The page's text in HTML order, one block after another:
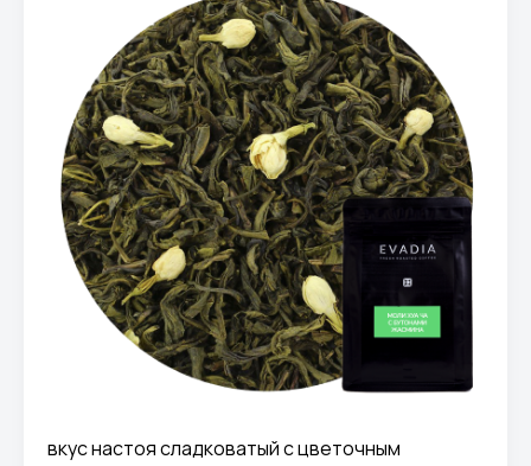
вкус настоя сладковатый с цветочным